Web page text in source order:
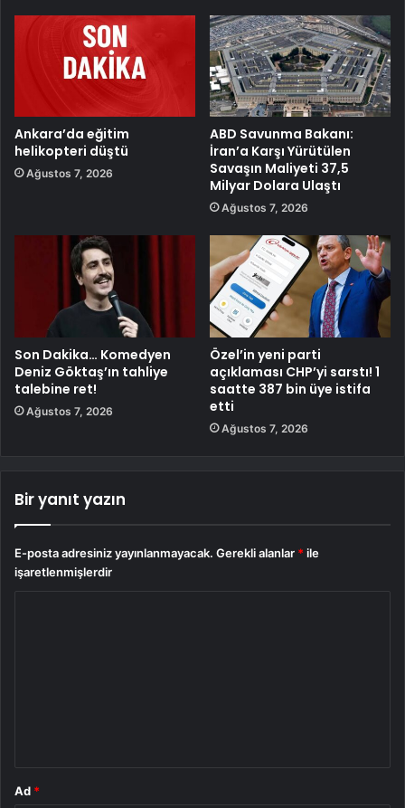
Ankara’da eğitim
helikopteri düştü
Ağustos 7, 2026
ABD Savunma Bakanı:
İran’a Karşı Yürütülen
Savaşın Maliyeti 37,5
Milyar Dolara Ulaştı
Ağustos 7, 2026
Son Dakika… Komedyen
Deniz Göktaş’ın tahliye
talebine ret!
Ağustos 7, 2026
Özel’in yeni parti
açıklaması CHP’yi sarstı! 1
saatte 387 bin üye istifa
etti
Ağustos 7, 2026
Bir yanıt yazın
E-posta adresiniz yayınlanmayacak. Gerekli alanlar * ile
işaretlenmişlerdir
Ad *